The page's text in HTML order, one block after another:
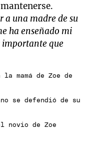
a una madre de su
ha enseñado mi
importante que
mamá de Zoe de
se defendió de su
novio de Zoe